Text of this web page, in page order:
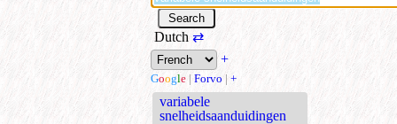
Dutch ⇄
+
Google | Forvo | +
variabele
snelheidsaanduidingen